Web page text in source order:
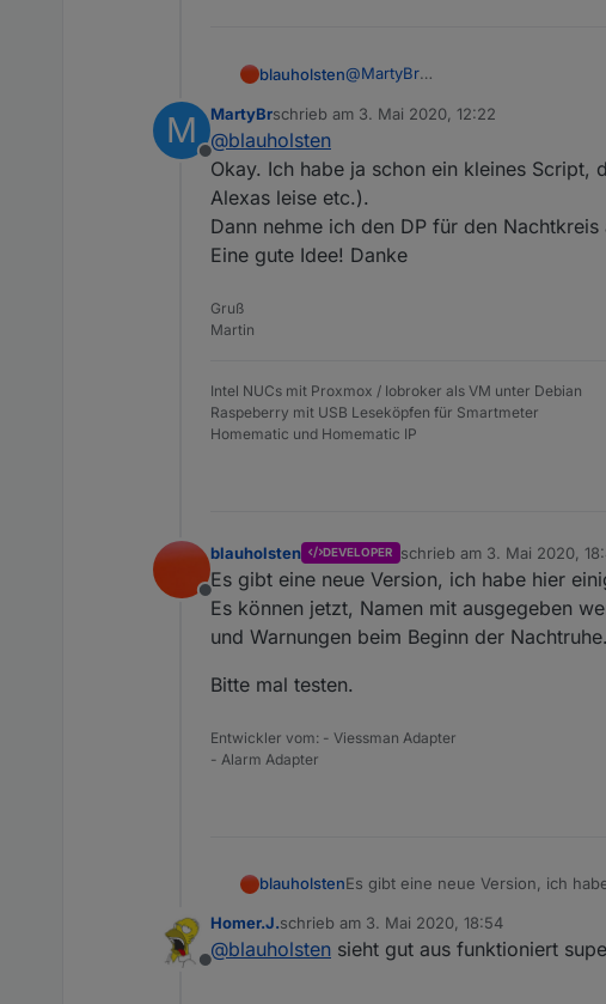
blauholsten@MartyBr
Wenn deine Frau die Nachtruhe mittags z.B. per Button
M
Offline
MartyBrschrieb am 3. Mai 2020, 12:22
zuletzt editiert von
@blauholsten
Okay. Ich habe ja schon ein kleines Script,
Alexas leise etc.).
Dann nehme ich den DP für den Nachtkreis
Eine gute Idee! Danke
Gruß
Martin
Intel NUCs mit Proxmox / Iobroker als VM unter Debian
Raspeberry mit USB Leseköpfen für Smartmeter
Homematic und Homematic IP
Offline
blauholsten DEVELOPER schrieb am 3. Mai 2020,
zuletzt editiert von
Es gibt eine neue Version, ich habe hier
Es können jetzt, Namen mit ausgegeben
und Warnungen beim Beginn der Nachtruhe.
Bitte mal testen.
Entwickler vom: - Viessman Adapter
- Alarm Adapter
blauholstenEs gibt eine neue Version, ich
Warnungen beim Beginn der
Bitte mal testen.
Offline
Homer.J.schrieb am 3. Mai 2020, 18:54
zuletzt editiert von
@blauholsten sieht gut aus funktioniert